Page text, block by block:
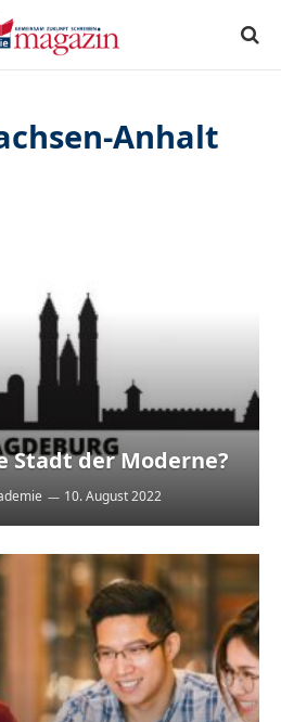
Anhalt
Stadt der Moderne?
10. August 2022